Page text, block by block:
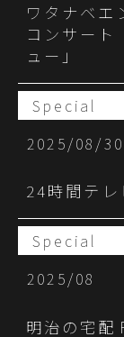
ワタナベエ
コンサート
ュー」
Special
2025/08/
24時間テレ
Special
2025/08
明治の宅配